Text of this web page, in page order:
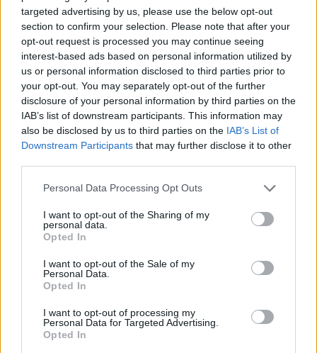
targeted advertising by us, please use the below opt-out
section to confirm your selection. Please note that after your
opt-out request is processed you may continue seeing
interest-based ads based on personal information utilized by
us or personal information disclosed to third parties prior to
your opt-out. You may separately opt-out of the further
disclosure of your personal information by third parties on the
IAB’s list of downstream participants. This information may
also be disclosed by us to third parties on the IAB’s List of
Downstream Participants that may further disclose it to other
Personal Data Processing Opt Outs
I want to opt-out of the Sharing of my
personal data.
Opted In
I want to opt-out of the Sale of my
Personal Data.
Opted In
I want to opt-out of processing my
Personal Data for Targeted Advertising.
Opted In
TAIP PAT SKAITYKITE
Sveikata